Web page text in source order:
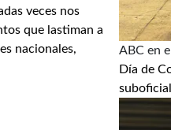
veces nos
que lastiman a
nacionales,
ABC en
Día de